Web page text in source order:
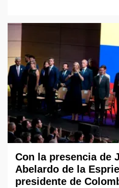
Con la presencia de
Abelardo de la
presidente de